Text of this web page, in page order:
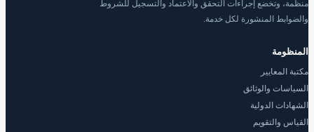
منظمة، وتخضع إجراءات التحقق والاعتماد والتسجيل للشروط
والضوابط المنشورة لكل خدمة.
المنظومة
مكتبة المعايير
السياسات والوثائق
الشهادات الدولية
القياس والتقويم